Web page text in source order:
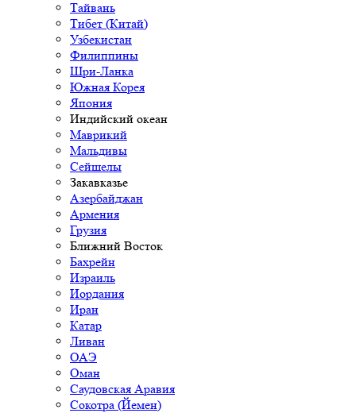
Тайвань
Тибет (Китай)
Узбекистан
Филиппины
Шри-Ланка
Южная Корея
Япония
Индийский океан
Маврикий
Мальдивы
Сейшелы
Закавказье
Азербайджан
Армения
Грузия
Ближний Восток
Бахрейн
Израиль
Иордания
Иран
Катар
Ливан
ОАЭ
Оман
Саудовская Аравия
Сокотра (Йемен)